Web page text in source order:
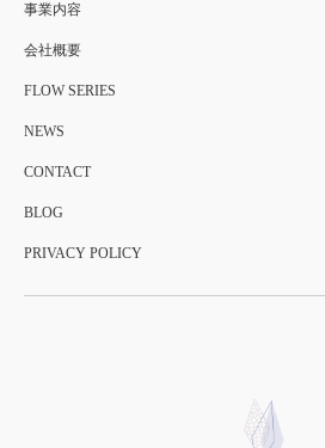
事業内容
会社概要
FLOW SERIES
NEWS
CONTACT
BLOG
PRIVACY POLICY